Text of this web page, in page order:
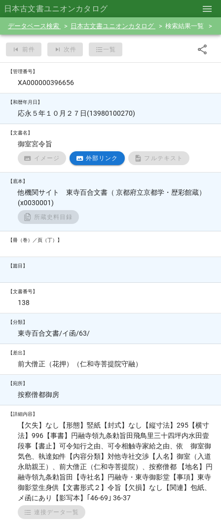
日本古文書ユニオンカタログ
データベース検索 日本古文書ユニオンカタログ 検索結果一覧
前件 次件 一覧
【管理番号】
XA000000396656
【和暦年月日】
応永５年１０月２７日(13980100270)
【文書名】
御室宮令旨
イメージ 外部リンク フルテキスト
【底本】
他機関サイト 東寺百合文書（ 京都府立京都学・歴彩館蔵）
(x0030001)
所蔵史料目録
【冊（巻）／頁（丁）】
【篇目】
【文書番号】
138
【分類】
東寺百合文書/イ函/63/
【差出】
前大僧正（花押）（仁和寺菩提院守融）
【宛所】
按察僧都御房
【詳細内容】
【欠失】なし【形態】竪紙【封式】なし【縦寸法】295【横寸
法】996【事書】円融寺領九条勅旨田飛鳥里三十四坪内水田壹
段事【書止】可令知行之由、可令相触寺家給之由、依 御室御
気色、執達如件【内容分類】対他寺社交渉【人名】御室（入道
永助親王）、前大僧正（仁和寺菩提院）、按察僧都 【地名】円
融寺領九条勅旨田【寺社名】円融寺・東寺御影堂【事項】東寺
御影堂生身供【文書形式２】令旨【欠損】なし【関連】包紙、
メ函にあり【影写本】｢46-69｣ 36-37
連接データ一覧